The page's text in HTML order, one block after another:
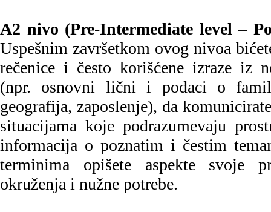
A2 nivo (Pre-Intermediate level –
Uspešnim završetkom ovog nivoa
rečenice i često korišćene izraze iz
(npr. osnovni lični i podaci o
geografija, zaposlenje), da
situacijama koje podrazumevaju
informacija o poznatim i čestim
terminima opišete aspekte svoje
okruženja i nužne potrebe.